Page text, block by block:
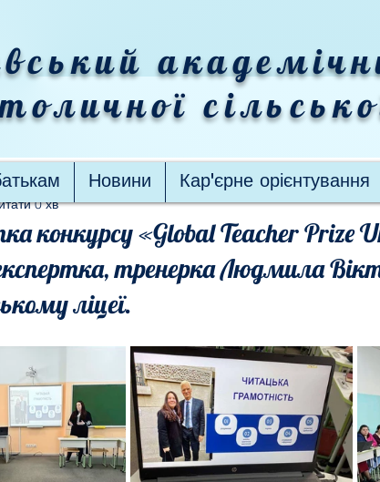
Новини Кар'єрне орієнтування
конкурсу «Global Teacher Prize
тренерка Людмила
ліцеї.
0 хв